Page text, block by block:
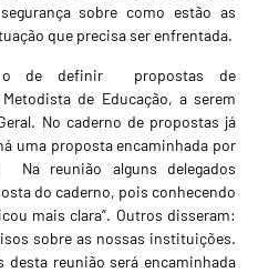
sobre como estão as
que precisa ser enfrentada.
de definir propostas de
de Educação, a serem
No caderno de propostas já
uma proposta encaminhada por
Na reunião alguns delegados
do caderno, pois conhecendo
mais clara”. Outros disseram:
sobre as nossas instituições.
desta reunião será encaminhada